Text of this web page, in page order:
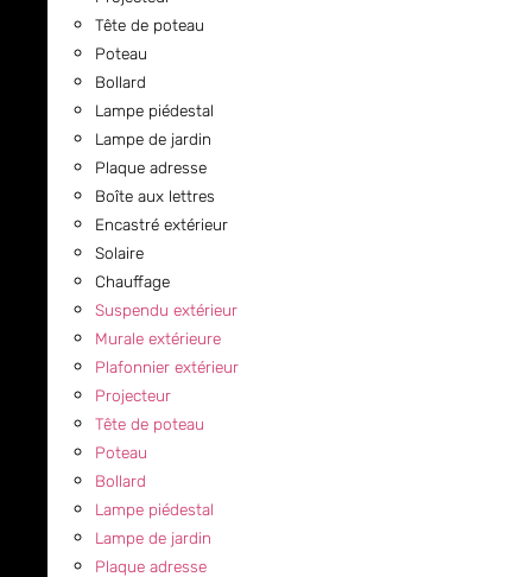
Tête de poteau
Poteau
Bollard
Lampe piédestal
Lampe de jardin
Plaque adresse
Boîte aux lettres
Encastré extérieur
Solaire
Chauffage
Suspendu extérieur
Murale extérieure
Plafonnier extérieur
Projecteur
Tête de poteau
Poteau
Bollard
Lampe piédestal
Lampe de jardin
Plaque adresse